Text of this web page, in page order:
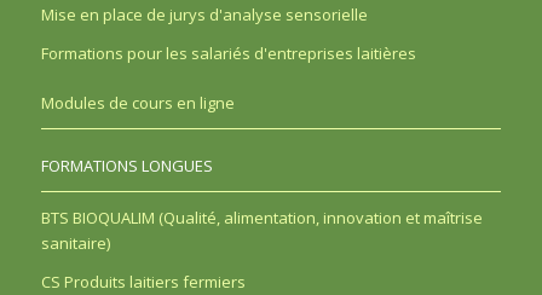
Mise en place de jurys d'analyse sensorielle
Formations pour les salariés d'entreprises laitières
Modules de cours en ligne
FORMATIONS LONGUES
BTS BIOQUALIM (Qualité, alimentation, innovation et maîtrise
sanitaire)
CS Produits laitiers fermiers